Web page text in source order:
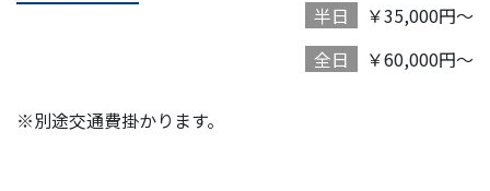
半日
￥35,000円～
全日
￥60,000円～
※別途交通費掛かります。